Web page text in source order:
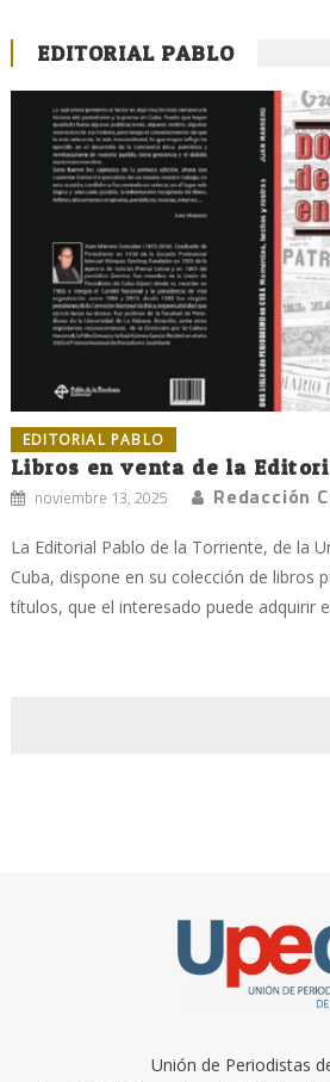
EDITORIAL PABLO
EDITORIAL PABLO
Libros en venta de la
noviembre 13, 2025 Redacción
La Editorial Pablo de la Torriente, de la
Cuba, dispone en su colección de libros
títulos, que el interesado puede adquirir
Unión de Periodistas